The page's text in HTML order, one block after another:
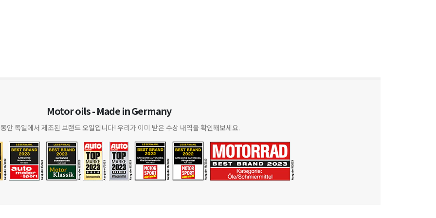
Motor oils - Made in Germany
안 독일에서 제조된 브랜드 오일입니다! 우리가 이미 받은 수상 내역을 확인해보세요.